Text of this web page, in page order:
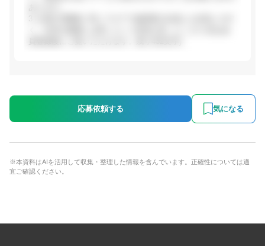
3. 社員の雰囲気: 同じフロアで他部署の社員とも交流しやす
応募依頼する 気になる
※本資料はAIを活用して収集・整理した情報を含んでいます。正確性については適
宜ご確認ください。